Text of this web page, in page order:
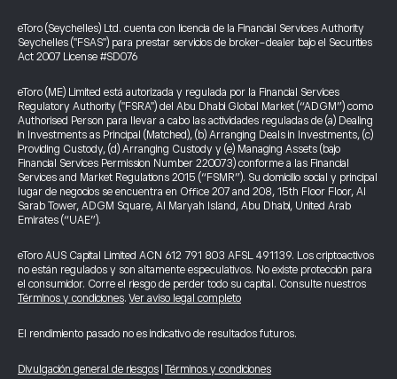
eToro (Seychelles) Ltd. cuenta con licencia de la Financial Services Authority
Seychelles ("FSAS") para prestar servicios de broker-dealer bajo el Securities
Act 2007 License #SD076
eToro (ME) Limited está autorizada y regulada por la Financial Services
Regulatory Authority ("FSRA") del Abu Dhabi Global Market (“ADGM”) como
Authorised Person para llevar a cabo las actividades reguladas de (a) Dealing
in Investments as Principal (Matched), (b) Arranging Deals in Investments, (c)
Providing Custody, (d) Arranging Custody y (e) Managing Assets (bajo
Financial Services Permission Number 220073) conforme a las Financial
Services and Market Regulations 2015 (“FSMR”). Su domicilio social y principal
lugar de negocios se encuentra en Office 207 and 208, 15th Floor Floor, Al
Sarab Tower, ADGM Square, Al Maryah Island, Abu Dhabi, United Arab
Emirates (“UAE”).
eToro AUS Capital Limited ACN 612 791 803 AFSL 491139. Los criptoactivos
no están regulados y son altamente especulativos. No existe protección para
el consumidor. Corre el riesgo de perder todo su capital. Consulte nuestros
Términos y condiciones.Ver aviso legal completo
El rendimiento pasado no es indicativo de resultados futuros.
Divulgación general de riesgos Términos y condiciones